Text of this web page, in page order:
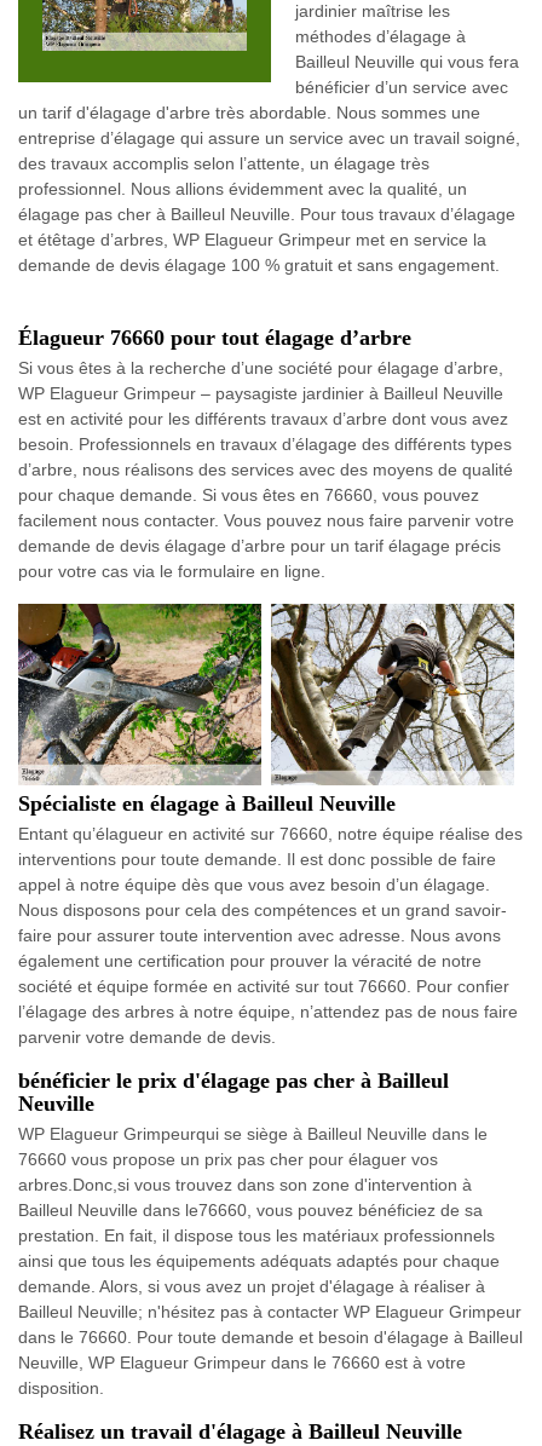
jardinier maîtrise les
méthodes d’élagage à
Bailleul Neuville qui vous fera
bénéficier d’un service avec
un tarif d'élagage d'arbre très abordable. Nous sommes une
entreprise d’élagage qui assure un service avec un travail soigné,
des travaux accomplis selon l’attente, un élagage très
professionnel. Nous allions évidemment avec la qualité, un
élagage pas cher à Bailleul Neuville. Pour tous travaux d’élagage
et étêtage d’arbres, WP Elagueur Grimpeur met en service la
demande de devis élagage 100 % gratuit et sans engagement.
Élagueur 76660 pour tout élagage d’arbre
Si vous êtes à la recherche d’une société pour élagage d’arbre,
WP Elagueur Grimpeur – paysagiste jardinier à Bailleul Neuville
est en activité pour les différents travaux d’arbre dont vous avez
besoin. Professionnels en travaux d’élagage des différents types
d’arbre, nous réalisons des services avec des moyens de qualité
pour chaque demande. Si vous êtes en 76660, vous pouvez
facilement nous contacter. Vous pouvez nous faire parvenir votre
demande de devis élagage d’arbre pour un tarif élagage précis
pour votre cas via le formulaire en ligne.
Spécialiste en élagage à Bailleul Neuville
Entant qu’élagueur en activité sur 76660, notre équipe réalise des
interventions pour toute demande. Il est donc possible de faire
appel à notre équipe dès que vous avez besoin d’un élagage.
Nous disposons pour cela des compétences et un grand savoir-
faire pour assurer toute intervention avec adresse. Nous avons
également une certification pour prouver la véracité de notre
société et équipe formée en activité sur tout 76660. Pour confier
l’élagage des arbres à notre équipe, n’attendez pas de nous faire
parvenir votre demande de devis.
bénéficier le prix d'élagage pas cher à Bailleul
Neuville
WP Elagueur Grimpeurqui se siège à Bailleul Neuville dans le
76660 vous propose un prix pas cher pour élaguer vos
arbres.Donc,si vous trouvez dans son zone d'intervention à
Bailleul Neuville dans le76660, vous pouvez bénéficiez de sa
prestation. En fait, il dispose tous les matériaux professionnels
ainsi que tous les équipements adéquats adaptés pour chaque
demande. Alors, si vous avez un projet d'élagage à réaliser à
Bailleul Neuville; n'hésitez pas à contacter WP Elagueur Grimpeur
dans le 76660. Pour toute demande et besoin d'élagage à Bailleul
Neuville, WP Elagueur Grimpeur dans le 76660 est à votre
disposition.
Réalisez un travail d'élagage à Bailleul Neuville